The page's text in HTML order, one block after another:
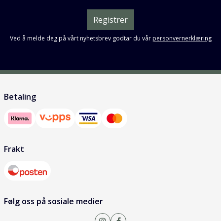
Registrer
Ved å melde deg på vårt nyhetsbrev godtar du vår personvernerklæring
Betaling
Frakt
Følg oss på sosiale medier